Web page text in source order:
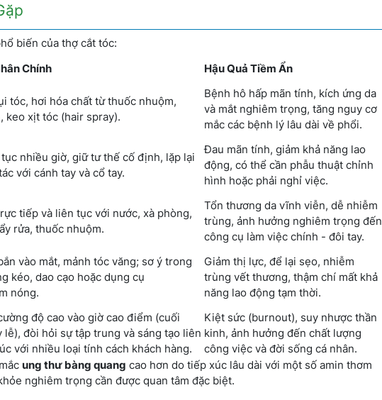
biến của thợ cắt tóc:
Chính
Hậu Quả Tiềm Ẩn
tóc, hơi hóa chất từ thuốc nhuộm,
keo xịt tóc (hair spray).
Bệnh hô hấp mãn tính, kích ứng da
và mắt nghiêm trọng, tăng nguy cơ
mắc các bệnh lý lâu dài về phổi.
nhiều giờ, giữ tư thế cố định, lặp lại
với cánh tay và cổ tay.
Đau mãn tính, giảm khả năng lao
động, có thể cần phẫu thuật chỉnh
hình hoặc phải nghỉ việc.
tiếp và liên tục với nước, xà phòng,
rửa, thuốc nhuộm.
Tổn thương da vĩnh viễn, dễ nhiễm
trùng, ảnh hưởng nghiêm trọng đến
công cụ làm việc chính - đôi tay.
vào mắt, mảnh tóc văng; sơ ý trong
kéo, dao cạo hoặc dụng cụ
nóng.
Giảm thị lực, để lại sẹo, nhiễm
trùng vết thương, thậm chí mất khả
năng lao động tạm thời.
độ cao vào giờ cao điểm (cuối
lễ), đòi hỏi sự tập trung và sáng tạo liên
với nhiều loại tính cách khách hàng.
Kiệt sức (burnout), suy nhược thần
kinh, ảnh hưởng đến chất lượng
công việc và đời sống cá nhân.
ung thư bàng quang cao hơn do tiếp xúc lâu dài với một số amin thơm
nghiêm trọng cần được quan tâm đặc biệt.